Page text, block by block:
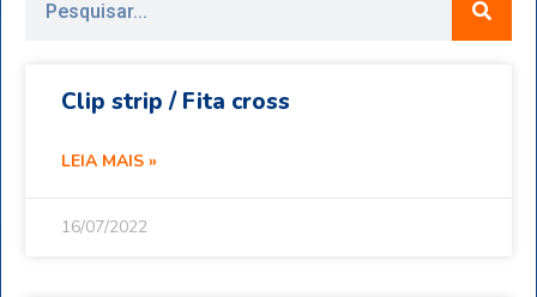
Clip strip / Fita cross
LEIA MAIS »
16/07/2022